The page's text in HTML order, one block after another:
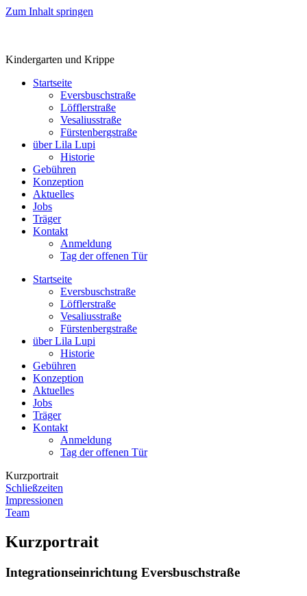
Zum Inhalt springen
Kindergarten und Krippe
Startseite
Eversbuschstraße
Löfflerstraße
Vesaliusstraße
Fürstenbergstraße
über Lila Lupi
Historie
Gebühren
Konzeption
Aktuelles
Jobs
Träger
Kontakt
Anmeldung
Tag der offenen Tür
Startseite
Eversbuschstraße
Löfflerstraße
Vesaliusstraße
Fürstenbergstraße
über Lila Lupi
Historie
Gebühren
Konzeption
Aktuelles
Jobs
Träger
Kontakt
Anmeldung
Tag der offenen Tür
Kurzportrait
Schließzeiten
Impressionen
Team
Kurzportrait
Integrationseinrichtung Eversbuschstraße